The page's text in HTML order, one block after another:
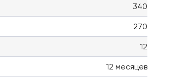
340
270
12
12 месяцев